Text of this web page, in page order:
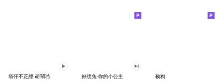
塔仔不正經 胡鬧啪 好想兔-你的小公主 勒狗